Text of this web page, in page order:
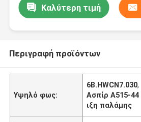
Καλύτερη τιμή
Περιγραφή προϊόντων
Υψηλό φως:
6Β.HWCN7.030,
Ασπίρ A515-
ιξη παλάμης